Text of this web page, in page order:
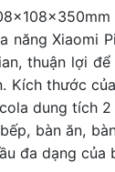
năng Xiaomi
thuận lợi
Kích thước
dung tích
bàn ăn,
đa dạng của